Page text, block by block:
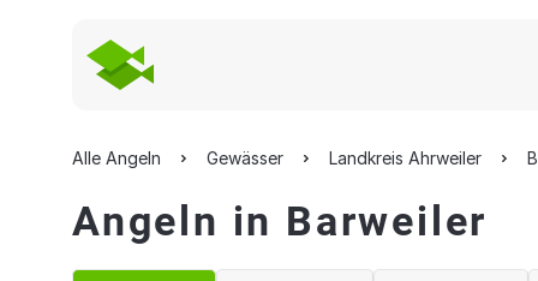
Alle Angeln Gewässer Landkreis Ahrweiler
Angeln in Barweiler